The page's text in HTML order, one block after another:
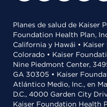
Planes de salud de Kaiser
Foundation Health Plan,
California y Hawái •
Colorado • Kaiser
Nine Piedmont Center,
GA 30305 • Kaiser
Atlántico Medio, Inc., en
D.C., 4000 Garden City
Kaiser Foundation Health